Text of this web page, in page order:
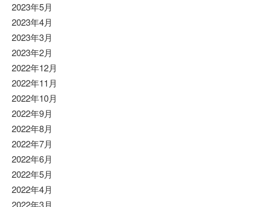
2023年5月
2023年4月
2023年3月
2023年2月
2022年12月
2022年11月
2022年10月
2022年9月
2022年8月
2022年7月
2022年6月
2022年5月
2022年4月
2022年3月